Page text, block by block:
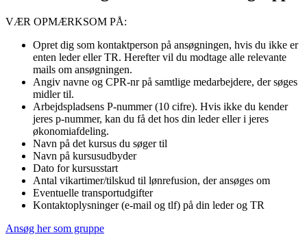
VÆR OPMÆRKSOM PÅ:
Opret dig som kontaktperson på ansøgningen, hvis du ikke er
enten leder eller TR. Herefter vil du modtage alle relevante
mails om ansøgningen.
Angiv navne og CPR-nr på samtlige medarbejdere, der søges
midler til.
Arbejdspladsens P-nummer (10 cifre). Hvis ikke du kender
jeres p-nummer, kan du få det hos din leder eller i jeres
økonomiafdeling.
Navn på det kursus du søger til
Navn på kursusudbyder
Dato for kursusstart
Antal vikartimer/tilskud til lønrefusion, der ansøges om
Eventuelle transportudgifter
Kontaktoplysninger (e-mail og tlf) på din leder og TR
Ansøg her som gruppe